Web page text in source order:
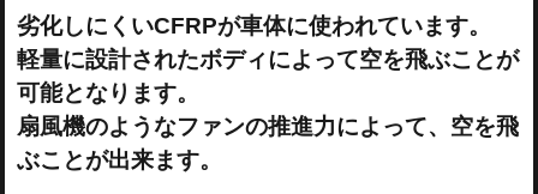
劣化しにくいCFRPが車体に使われています。
軽量に設計されたボディによって空を飛ぶことが
可能となります。
扇風機のようなファンの推進力によって、空を飛
ぶことが出来ます。